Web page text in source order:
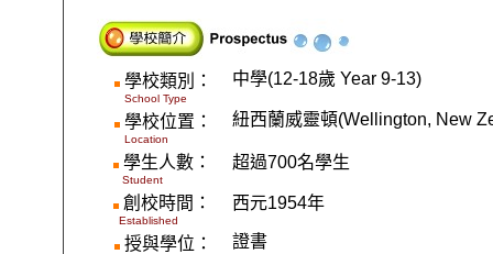
學校類別：
School Type
中學(12-18歲 Year 9-13)
學校位置：
Location
紐西蘭威靈頓(Wellington, New
學生人數：
Student
超過700名學生
創校時間：
Established
西元1954年
授與學位： 證書